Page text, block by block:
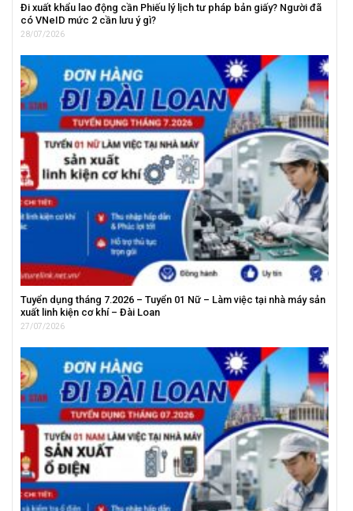
Đi xuất khẩu lao động cần Phiếu lý lịch tư pháp bản giấy? Người đã
có VNeID mức 2 cần lưu ý gì?
28/07/2026
Tuyển dụng tháng 7.2026 – Tuyển 01 Nữ – Làm việc tại nhà máy sản
xuất linh kiện cơ khí – Đài Loan
27/07/2026